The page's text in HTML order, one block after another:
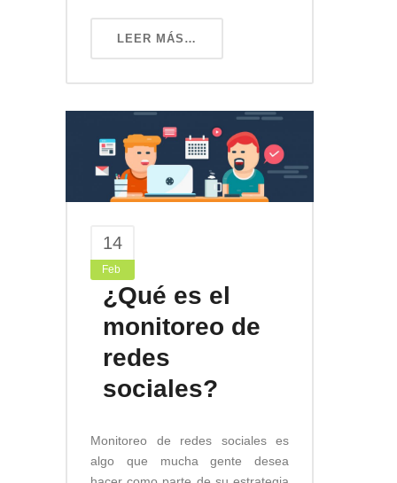
LEER MÁS…
14
Feb
¿Qué es el
monitoreo de
redes
sociales?
Monitoreo de redes sociales es
algo que mucha gente desea